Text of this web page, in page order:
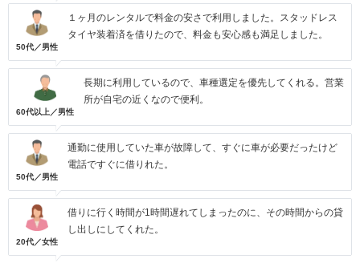
50代／男性
１ヶ月のレンタルで料金の安さで利用しました。スタッドレス
タイヤ装着済を借りたので、料金も安心感も満足しました。
60代以上／男性
長期に利用しているので、車種選定を優先してくれる。営業
所が自宅の近くなので便利。
50代／男性
通勤に使用していた車が故障して、すぐに車が必要だったけど
電話ですぐに借りれた。
20代／女性
借りに行く時間が1時間遅れてしまったのに、その時間からの貸
し出しにしてくれた。